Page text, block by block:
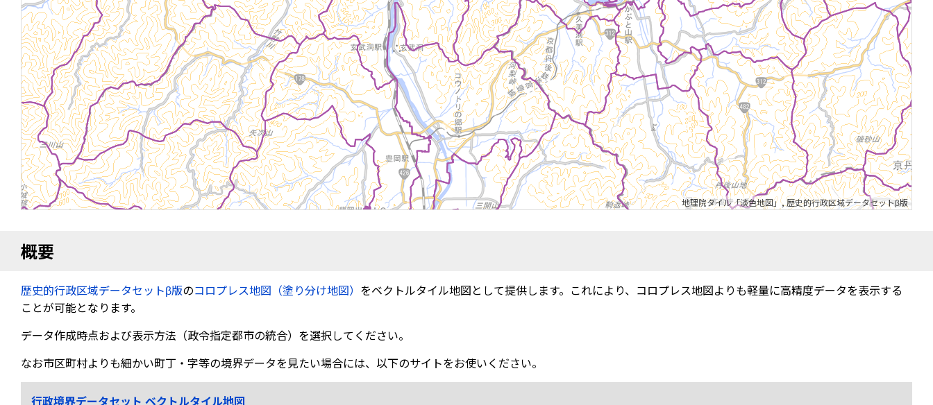
地理院タイル「淡色地図」, 歴史的行政区域データセットβ版
概要
歴史的行政区域データセットβ版のコロプレス地図（塗り分け地図） をベクトルタイル地図として提供します。これにより、コロプレス地図よりも軽量に高精度データを表示する
ことが可能となります。
データ作成時点および表示方法（政令指定都市の統合）を選択してください。
なお市区町村よりも細かい町丁・字等の境界データを見たい場合には、以下のサイトをお使いください。
行政境界データセット ベクトルタイル地図